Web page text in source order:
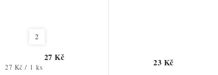
2
27 Kč
Měrná
27 Kč / 1 ks 23 Kč